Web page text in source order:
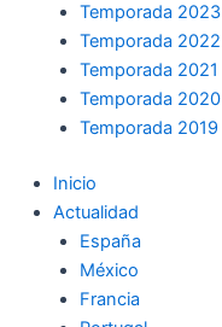
Temporada 2023
Temporada 2022
Temporada 2021
Temporada 2020
Temporada 2019
Inicio
Actualidad
España
México
Francia